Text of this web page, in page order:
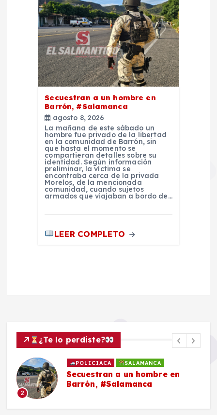
Secuestran a un hombre en
Barrón, #Salamanca
agosto 8, 2026
La mañana de este sábado un
hombre fue privado de la libertad
en la comunidad de Barrón, sin
que hasta el momento se
compartieran detalles sobre su
identidad. Según información
preliminar, la víctima se
encontraba cerca de la privada
Morelos, de la mencionada
comunidad, cuando sujetos
armados que viajaban a bordo de…
LEER COMPLETO
¿Te lo perdiste?
2
POLICIACA SALAMANCA
Secuestran a un hombre en
Barrón, #Salamanca